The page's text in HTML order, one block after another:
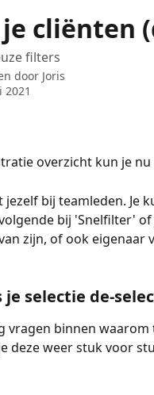
cliënten
filters
door Joris
2021
overzicht kun je
jezelf bij teamleden. Je
bij 'Snelfilter'
zijn, of ook eigenaar
je selectie de-
vragen binnen
deze weer stuk voor